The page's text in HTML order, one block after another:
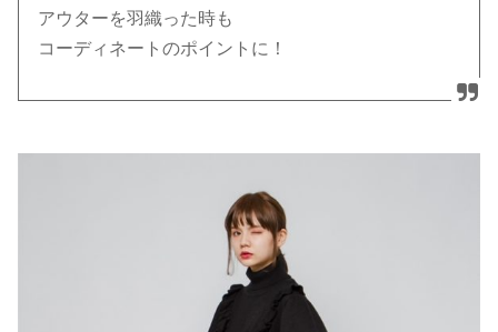
アウターを羽織った時も
コーディネートのポイントに！